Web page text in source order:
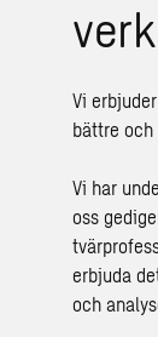
Vi
bättre
Vi har
oss
erbjuda
och